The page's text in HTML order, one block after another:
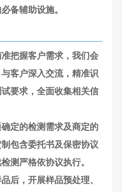
备辅助设施。
准把握客户需求，我们会
客户深入交流，精准识
要求，全面收集相关信
确定的检测需求及商定的
包含委托书及保密协议
测严格依协议执行。
品后，开展样品预处理、